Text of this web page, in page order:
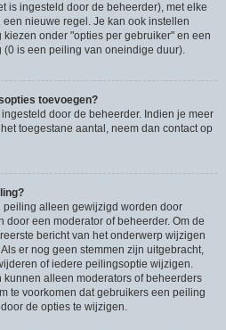
is ingesteld door de beheerder), met elke
nieuwe regel. Je kan ook instellen
onder "opties per gebruiker" en een
is een peiling van oneindige duur).
toevoegen?
door de beheerder. Indien je meer
toegestane aantal, neem dan contact op
peiling alleen gewijzigd worden door
door een moderator of beheerder. Om de
bericht van het onderwerp wijzigen
er nog geen stemmen zijn uitgebracht,
of iedere peilingsoptie wijzigen.
kunnen alleen moderators of beheerders
te voorkomen dat gebruikers een peiling
de opties te wijzigen.